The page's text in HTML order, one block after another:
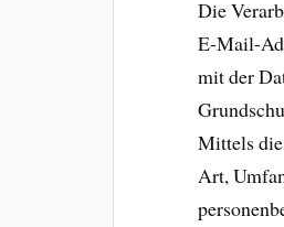
Die
E-Mail-
mit der
Mittels
Art,